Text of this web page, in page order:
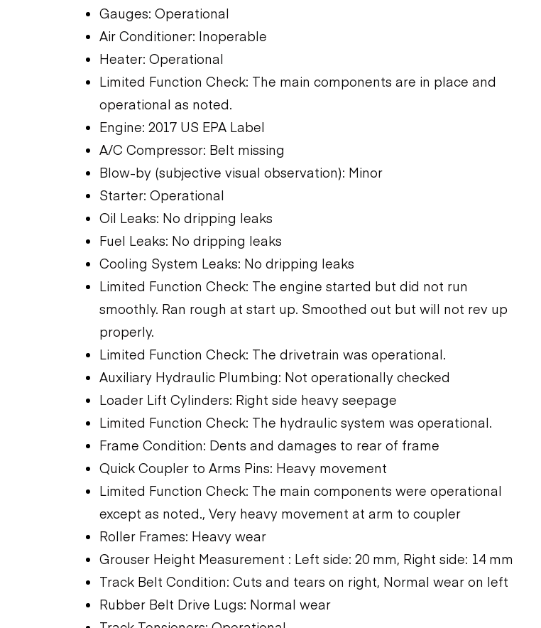
Gauges: Operational
Air Conditioner: Inoperable
Heater: Operational
Limited Function Check: The main components are in place and
operational as noted.
Engine: 2017 US EPA Label
A/C Compressor: Belt missing
Blow-by (subjective visual observation): Minor
Starter: Operational
Oil Leaks: No dripping leaks
Fuel Leaks: No dripping leaks
Cooling System Leaks: No dripping leaks
Limited Function Check: The engine started but did not run
smoothly. Ran rough at start up. Smoothed out but will not rev up
properly.
Limited Function Check: The drivetrain was operational.
Auxiliary Hydraulic Plumbing: Not operationally checked
Loader Lift Cylinders: Right side heavy seepage
Limited Function Check: The hydraulic system was operational.
Frame Condition: Dents and damages to rear of frame
Quick Coupler to Arms Pins: Heavy movement
Limited Function Check: The main components were operational
except as noted., Very heavy movement at arm to coupler
Roller Frames: Heavy wear
Grouser Height Measurement : Left side: 20 mm, Right side: 14 mm
Track Belt Condition: Cuts and tears on right, Normal wear on left
Rubber Belt Drive Lugs: Normal wear